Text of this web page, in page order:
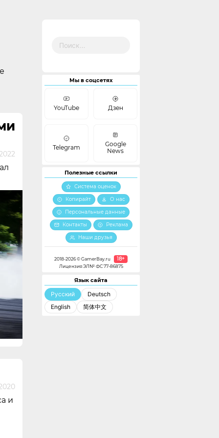
и
Мы в соцсетях
YouTube Дзен
Telegram
Google
News
Полезные ссылки
Система оценок
Копирайт
О нас
Персональные данные
Контакты
Реклама
Наши друзья
2018-2026 © GamerBay.ru 18+
Лицензия ЭЛ№ ФС 77-86875
Язык сайта
Русский
Deutsch
English
简体中文